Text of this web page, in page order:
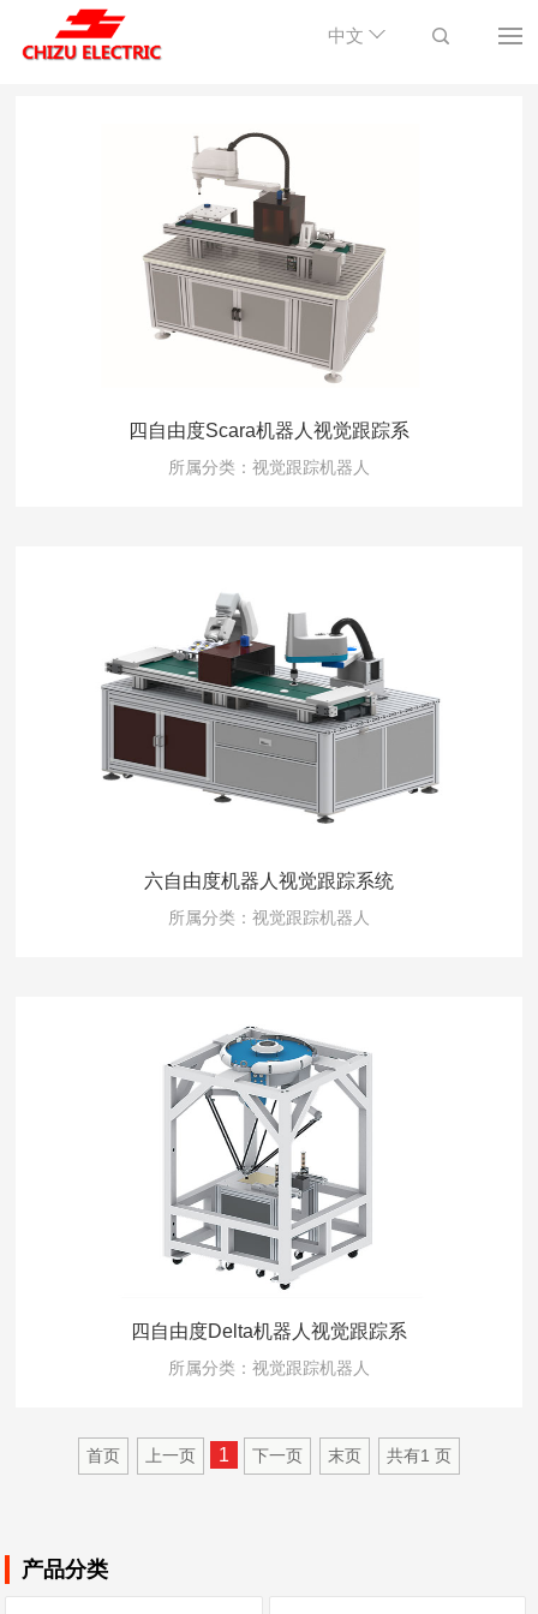
中文
四自由度Scara机器人视觉跟踪系
所属分类：视觉跟踪机器人
六自由度机器人视觉跟踪系统
所属分类：视觉跟踪机器人
四自由度Delta机器人视觉跟踪系
所属分类：视觉跟踪机器人
首页 上一页 1 下一页 末页 共有1 页
产品分类